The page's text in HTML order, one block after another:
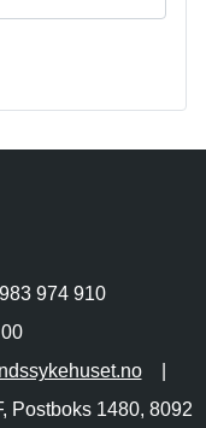
974 910
|
Postboks 1480, 8092